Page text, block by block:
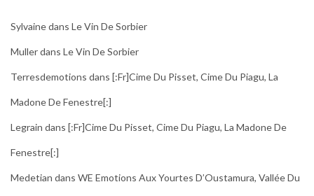
Sylvainedans Le Vin De Sorbier
Mullerdans Le Vin De Sorbier
Terresdemotions dans [:fr]Cime Du Pisset, Cime Du Piagu, La
Madone De Fenestre[:]
Legrain dans [:fr]Cime Du Pisset, Cime Du Piagu, La Madone De
Fenestre[:]
Medetian dans WE Emotions Aux Yourtes D’Oustamura, Vallée Du